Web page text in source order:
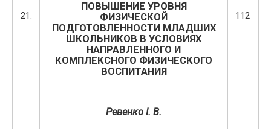
21.
ПОВЫШЕНИЕ УРОВНЯ
ФИЗИЧЕСКОЙ
ПОДГОТОВЛЕННОСТИ МЛАДШИХ
ШКОЛЬНИКОВ В УСЛОВИЯХ
НАПРАВЛЕННОГО И
КОМПЛЕКСНОГО ФИЗИЧЕСКОГО
ВОСПИТАНИЯ
112
Ревенко І. В.